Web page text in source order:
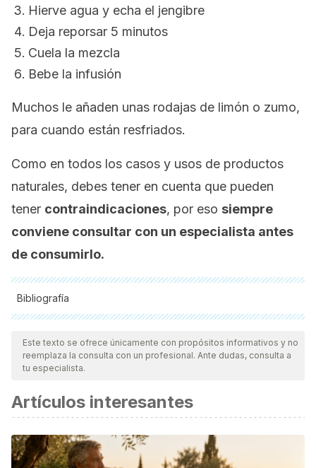
Hierve agua y echa el jengibre
Deja reporsar 5 minutos
Cuela la mezcla
Bebe la infusión
Muchos le añaden unas rodajas de limón o zumo,
para cuando están resfriados.
Como en todos los casos y usos de productos
naturales, debes tener en cuenta que pueden
tener contraindicaciones, por eso siempre
conviene consultar con un especialista antes
de consumirlo.
Bibliografía
Todas las fuentes citadas fueron revisadas a profundidad por
nuestro equipo, para asegurar su calidad, confiabilidad,
vigencia y validez.La bibliografía de este artículo fue
científica.
Tello, M. (2014). Estudio de las aplicaciones terapéuticas
Del jengibre.
http://dspace.ucacue.edu.ec/bitstream/reducacue/6543/1/
Este texto se ofrece únicamente con propósitos informativos y no
reemplaza la consulta con un profesional. Ante dudas, consulta a
tu especialista.
Artículos interesantes